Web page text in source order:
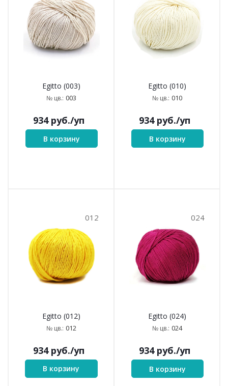
Egitto (003)
№ цв.: 003
934руб./уп
В корзину
Egitto (010)
№ цв.: 010
934руб./уп
В корзину
012
Egitto (012)
№ цв.: 012
934руб./уп
В корзину
024
Egitto (024)
№ цв.: 024
934руб./уп
В корзину